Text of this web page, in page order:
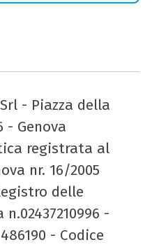
- Piazza della
Genova
registrata al
nr. 16/2005
delle
-
- Codice